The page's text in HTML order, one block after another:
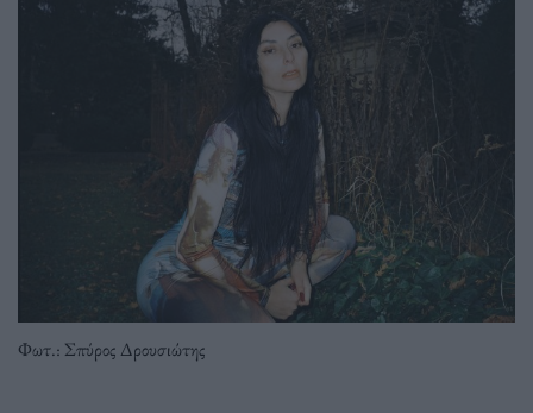
Φωτ.: Σπύρος Δρουσιώτης